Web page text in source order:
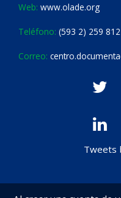
Web: www.olade.org
Teléfono: (593 2) 259
Correo:
Tweets